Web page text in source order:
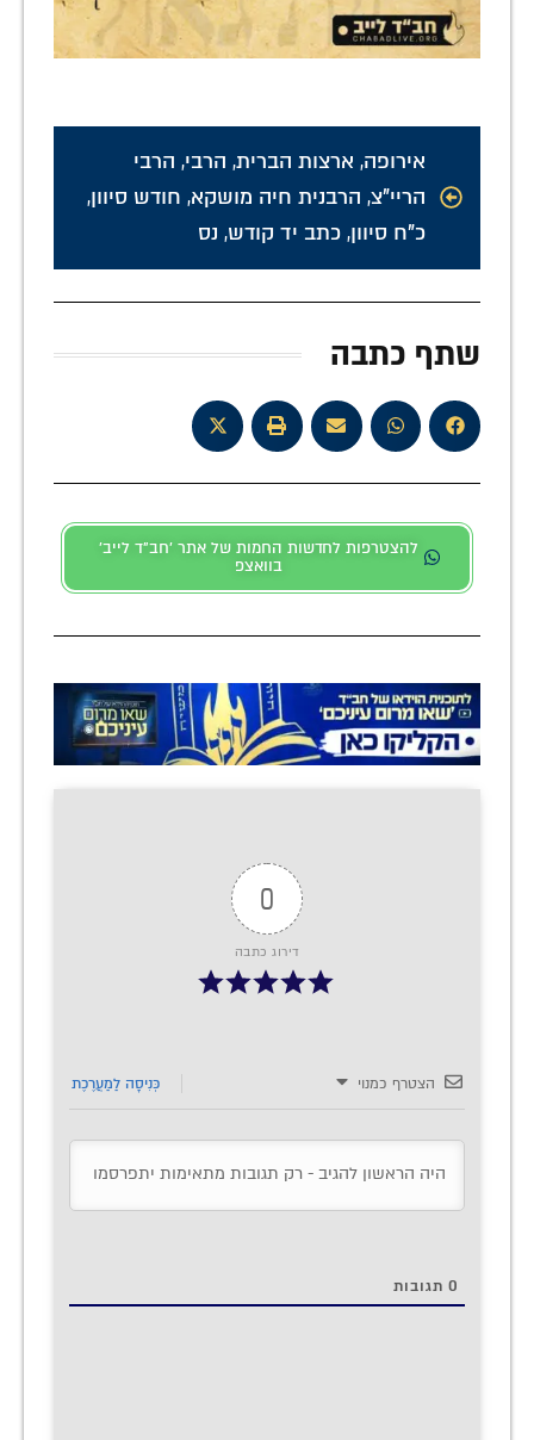
אירופה, ארצות הברית, הרבי, הרבי
הריי"צ, הרבנית חיה מושקא, חודש סיוון,
כ"ח סיוון, כתב יד קודש, נס
שתף כתבה
להצטרפות לחדשות החמות של אתר 'חב"ד לייב'
בוואצפ
0
דירוג כתבה
הצטרף כמנוי כְּנִיסָה לַמַעֲרֶכֶת
0 תגובות